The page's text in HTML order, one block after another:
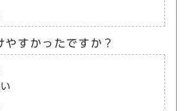
やすかったですか？